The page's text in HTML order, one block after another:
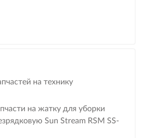
на технику
на жатку для уборки
Sun Stream RSM SS-